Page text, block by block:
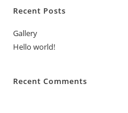
Recent Posts
Gallery
Hello world!
Recent Comments